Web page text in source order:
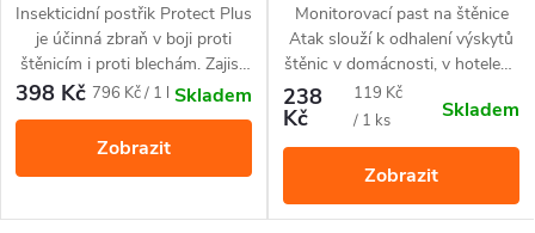
Lezoucí hmyz a larvy (švábi, blechy, moli, brouci,
pavouci, mravenci a další).
Létavý hmyz a larvy (mouchy, komáři, moli, vosy, sršni
a další).
Insekticidní postřik Protect Plus
je účinná zbraň v boji proti
štěnicím i proti blechám. Zajistí
úplnou likvidaci štěnic či blech v
počátečních fázích zamoření.
Hubí dospělce a nymfy.
kontaktně a plochu chrání
398 Kč Měrná
cena:
796 Kč / 1 l Skladem
Zobrazit
Monitorovací past na štěnice
Atak slouží k odhalení výskytů
štěnic v domácnosti, v hotelech
či ubytovnách. Narozdíl od
většiny lapačů láká štěnice k
přírodnímu atraktantu.
Přilákané štěnice se k pasti
přilepí.
238
Kč
Měrná
cena:
119 Kč
/ 1 ks
Skladem
Zobrazit